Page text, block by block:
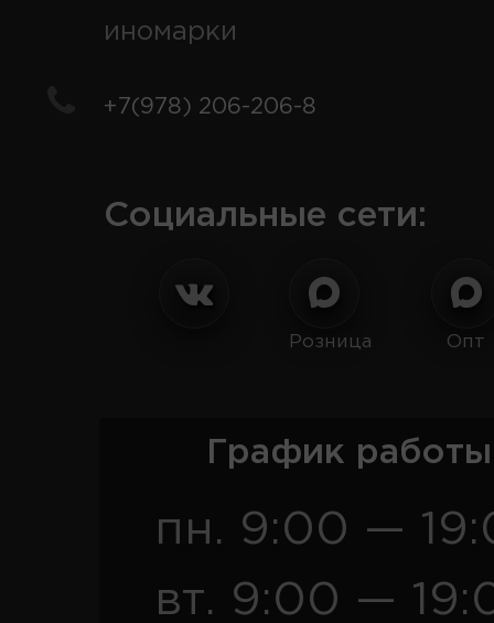
иномарки
+7(978) 206-206-8
Социальные сети:
Розница Опт
График
пн. 9:00 —
вт. 9:00 —